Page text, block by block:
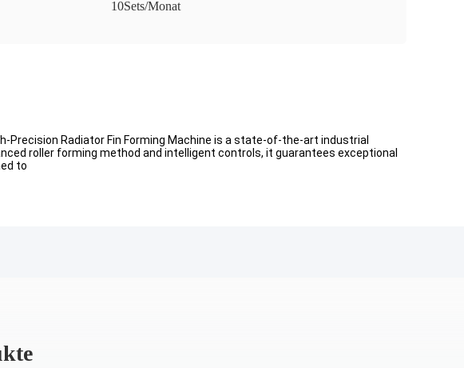
10Sets/Monat
Precision Radiator Fin Forming Machine is a state-of-the-art industrial
roller forming method and intelligent controls, it guarantees exceptional
to